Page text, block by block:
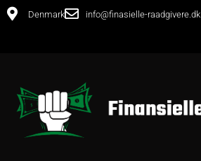
Denmark info@finasielle-raadgivere.dk